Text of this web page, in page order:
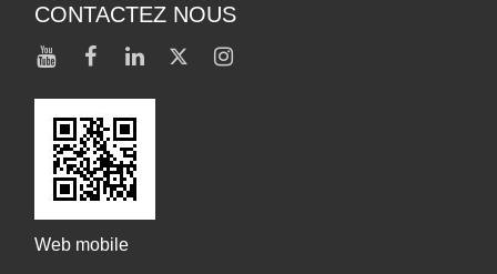
CONTACTEZ NOUS
Web mobile